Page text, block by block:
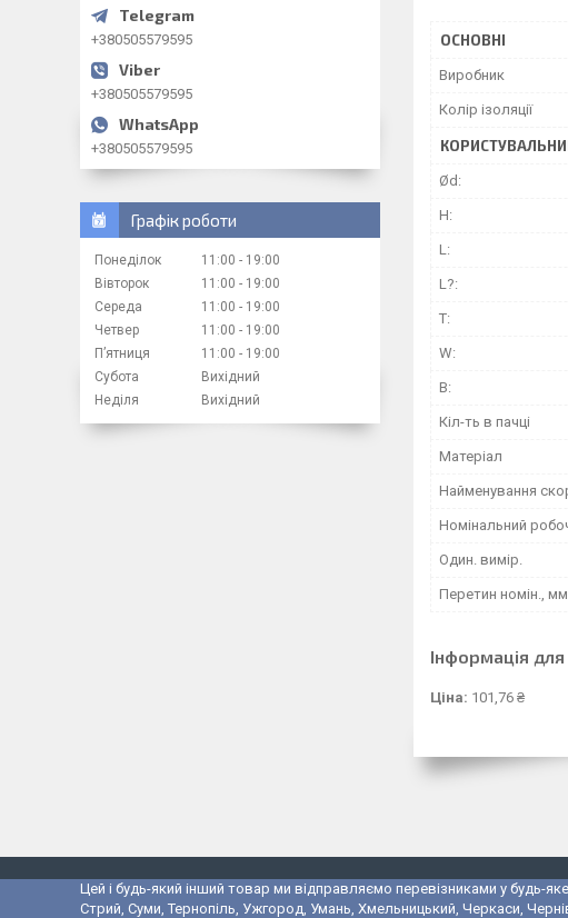
ОСНОВНІ
Виробник
Колір ізоляції
Ød:
H:
L:
L?:
T:
W:
В:
Кіл-ть в пачці
Матеріал
Найменування
Номінальний
Один. вимір.
Перетин номін.,
Інформація
Ціна: 101,76 ₴
+380505579595
+380505579595
+380505579595
Графік роботи
Понеділок 11:00
19:00
Вівторок
11:00
19:00
Середа
11:00
19:00
Четвер
11:00
19:00
Пʼятниця
11:00
19:00
Субота
Вихідний
Неділя
Вихідний
Цей і будь-який інший товар ми відправляємо перевізниками у будь-
Стрий, Суми, Тернопіль, Ужгород, Умань, Хмельницький, Черкаси,